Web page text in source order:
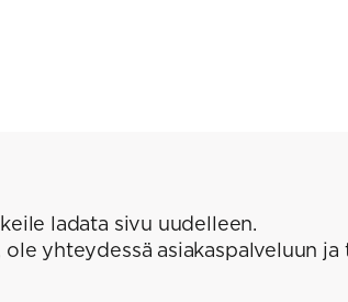
ladata sivu uudelleen.
yhteydessä asiakaspalveluun ja